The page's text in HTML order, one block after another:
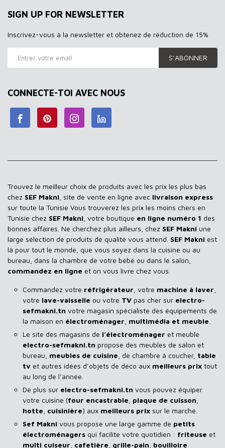
SIGN UP FOR NEWSLETTER
Inscrivez-vous à la newsletter et obtenez de réduction de 15%
S’ABONNER
CONNECTE-TOI AVEC NOUS
Trouvez le meilleur choix de produits avec les prix les plus bas
chez SEF Makni , site de vente en ligne avec livraison express
sur toute la Tunisie Vous trouverez les prix les moins chers en
Tunisie chez SEF Makni , votre boutique en ligne numéro 1 des
bonnes affaires. Ne cherchez plus ailleurs, chez SEF Makni une
large sélection de produits de qualité vous attend. SEF Makni est
là pour tout le monde, que vous soyez dans la cuisine ou au
bureau, dans la chambre de votre bébé ou dans le salon,
commandez en ligne et on vous livre chez vous.
Commandez votre réfrigérateur , votre machine à laver
votre lave-vaisselle ou votre TV pas cher sur electro-
sefmakni.tn votre magasin spécialiste des équipements de
la maison en électroménager multimédia et meuble
Le site des magasins de l’électroménager et meuble
electro-sefmakni.tn propose des meubles de salon et
bureau, meubles de cuisine , de chambre à coucher, table
tv et autres idées d’objets de déco aux meilleurs prix tout
au long de l’année.
De plus sur electro-sefmakni.tn vous pouvez équiper
votre cuisine (four encastrable plaque de cuisson
hotte cuisinière) aux meilleurs prix sur le marché.
Sef Makni vous propose une large gamme de petits
électroménagers qui facilite votre quotidien : friteuse et
multi cuiseur cafetière grille-pain bouilloire